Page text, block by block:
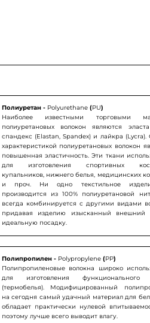
Полиуретан - Polyurethane(PU)
Наиболее известными торговыми
полиуретановых волокон являются
спандекс (Elastan, Spandex) и лайкра
характеристикой полиуретановых волокон
повышенная эластичность. Эти ткани
для изготовления спортивных
купальников, нижнего белья, медицинских
и проч. Ни одно текстильное
производится из 100% полиуретановой
всегда комбинируется с другими видами
придавая изделию изысканный
идеальную посадку.
Полипропилен - Polypropylene(PP)
Полипропиленовые волокна широко
для изготовления функционального
(термобелья). Модифицированный
на сегодня самый удачный материал для
обладает практически нулевой
поэтому лучше всего выводит